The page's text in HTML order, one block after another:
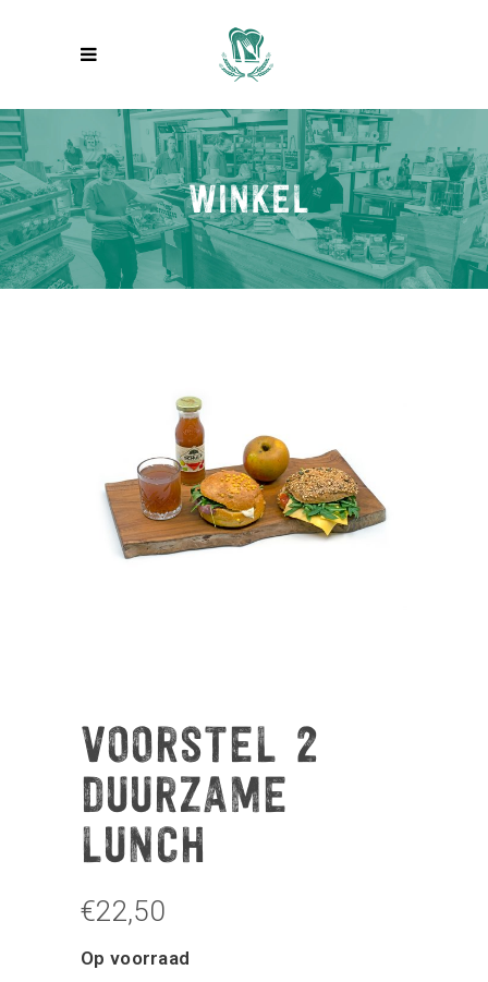
WINKEL
VOORSTEL 2
DUURZAME
LUNCH
€22,50
Op voorraad